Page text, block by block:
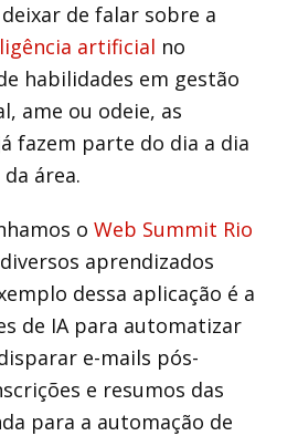
de falar sobre a
artificial no
habilidades em gestão
ame ou odeie, as
fazem parte do dia a dia
área.
oWeb Summit Rio
aprendizados
dessa aplicação é a
de IA para automatizar
e-mails pós-
e resumos das
para a automação de